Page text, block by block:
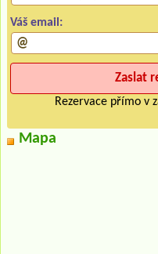
Váš email:
Rezervace přímo v
Mapa